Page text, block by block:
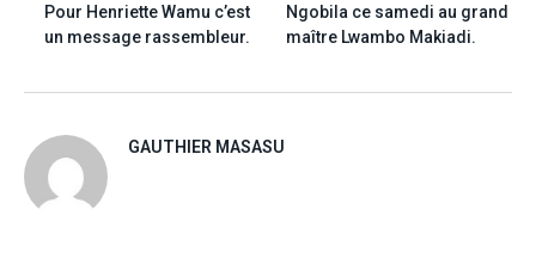
Pour Henriette Wamu c’est
un message rassembleur.
Ngobila ce samedi au grand
maître Lwambo Makiadi.
GAUTHIER MASASU